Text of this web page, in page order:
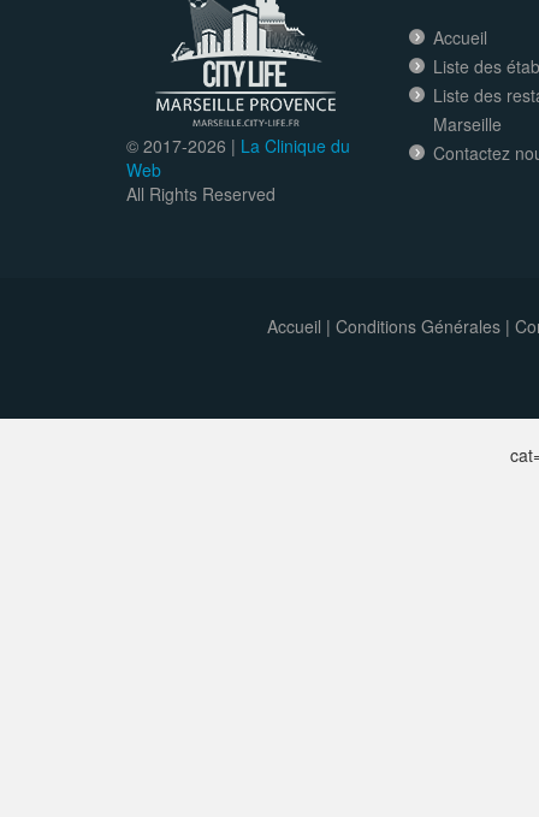
© 2017-2026 | La Clinique du
Web
All Rights Reserved
Accueil
Liste des
Liste des
Marseille
Contactez
Accueil | Conditions Générales|